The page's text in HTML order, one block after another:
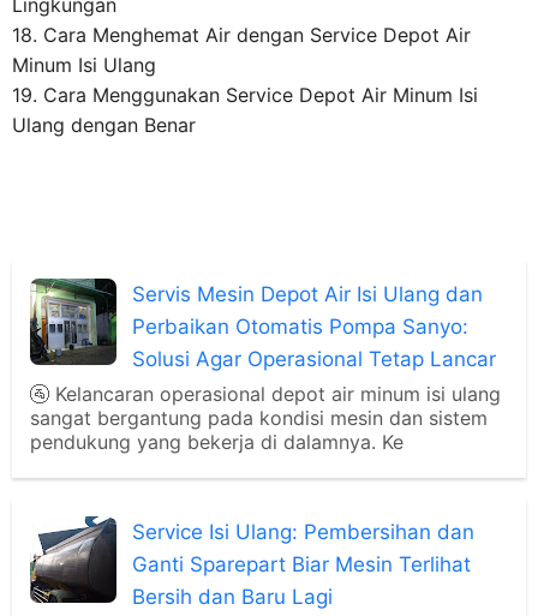
Lingkungan
18. Cara Menghemat Air dengan Service Depot Air
Minum Isi Ulang
19. Cara Menggunakan Service Depot Air Minum Isi
Ulang dengan Benar
Servis Mesin Depot Air Isi Ulang dan
Perbaikan Otomatis Pompa Sanyo:
Solusi Agar Operasional Tetap Lancar
🚰 Kelancaran operasional depot air minum isi ulang
sangat bergantung pada kondisi mesin dan sistem
pendukung yang bekerja di dalamnya. Ke
Service Isi Ulang: Pembersihan dan
Ganti Sparepart Biar Mesin Terlihat
Bersih dan Baru Lagi